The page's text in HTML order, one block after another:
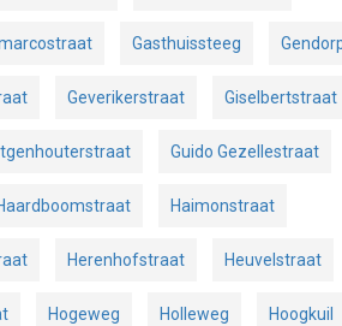
Gasthuissteeg
Geverikerstraat Giselbertstraat
Guido Gezellestraat
Haimonstraat
Herenhofstraat Heuvelstraat
Hogeweg Holleweg Hoogkuil